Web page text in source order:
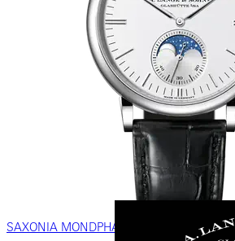
SAXONIA MONDPHASE